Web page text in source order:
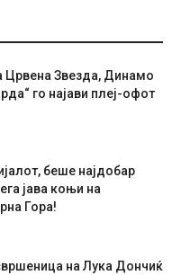
Црвена Звезда, Динамо
го најави плеј-офот
беше најдобар
јава коњи на
Гора!
на Лука Дончиќ